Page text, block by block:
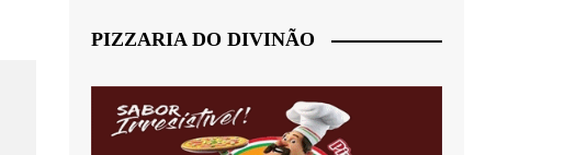
PIZZARIA DO DIVINÃO